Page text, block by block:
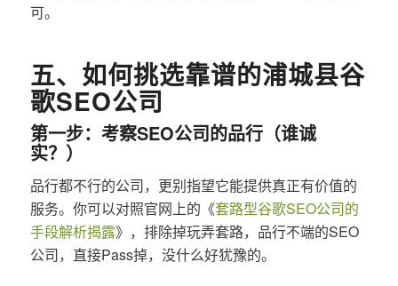
可。
五、如何挑选靠谱的浦城县谷
歌SEO公司
第一步：考察SEO公司的品行（谁诚
实？）
品行都不行的公司，更别指望它能提供真正有价值的
服务。你可以对照官网上的《套路型谷歌SEO公司的
手段解析揭露》，排除掉玩弄套路，品行不端的SEO
公司，直接Pass掉，没什么好犹豫的。